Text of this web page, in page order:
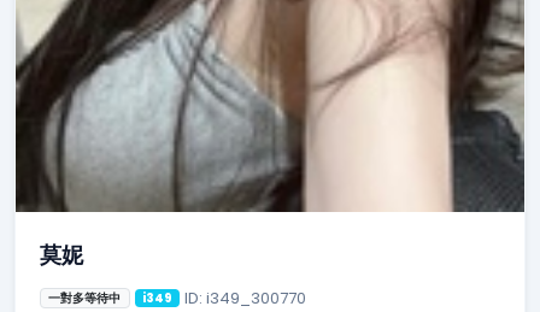
莫妮
一對多等待中 i349 ID: i349_300770